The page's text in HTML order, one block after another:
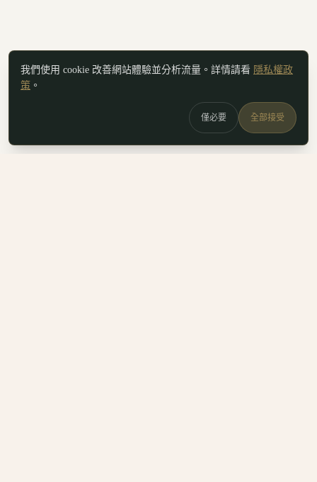
我們使用 cookie 改善網站體驗並分析流量。詳情請看 隱私權政
策 。
僅必要 全部接受